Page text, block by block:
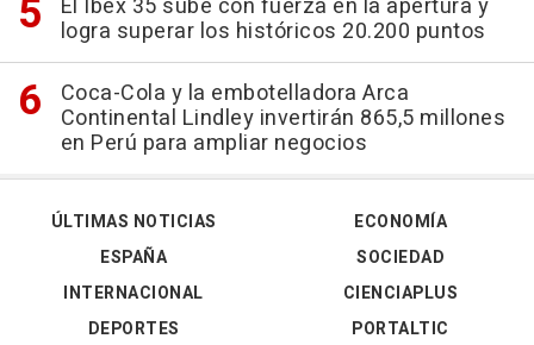
El Ibex 35 sube con fuerza en la apertura y
logra superar los históricos 20.200 puntos
Coca-Cola y la embotelladora Arca
Continental Lindley invertirán 865,5 millones
en Perú para ampliar negocios
ÚLTIMAS NOTICIAS
ESPAÑA
INTERNACIONAL
DEPORTES
ECONOMÍA
SOCIEDAD
CIENCIAPLUS
PORTALTIC